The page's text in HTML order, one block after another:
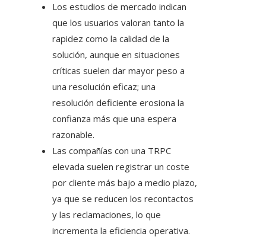
Los estudios de mercado indican
que los usuarios valoran tanto la
rapidez como la calidad de la
solución, aunque en situaciones
críticas suelen dar mayor peso a
una resolución eficaz; una
resolución deficiente erosiona la
confianza más que una espera
razonable.
Las compañías con una TRPC
elevada suelen registrar un coste
por cliente más bajo a medio plazo,
ya que se reducen los recontactos
y las reclamaciones, lo que
incrementa la eficiencia operativa.